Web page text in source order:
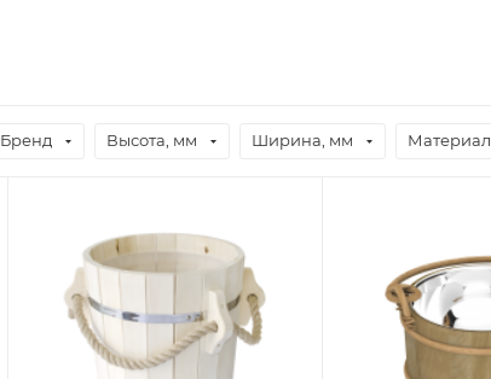
Бренд Высота, мм Ширина, мм Материал